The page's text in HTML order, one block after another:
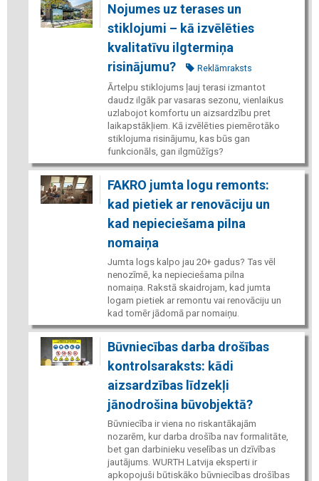
Nojumes uz terases un
stiklojumi – kā izvēlēties
kvalitatīvu ilgtermiņa
risinājumu?
Reklāmraksts
Ārtelpu stiklojums ļauj terasi izmantot
daudz ilgāk par vasaras sezonu, vienlaikus
uzlabojot komfortu un aizsardzību pret
laikapstākļiem. Kā izvēlēties piemērotāko
stiklojuma risinājumu, kas būs gan
funkcionāls, gan ilgmūžīgs?
FAKRO jumta logu remonts:
kad pietiek ar renovāciju un
kad nepieciešama pilna
nomaiņa
Jumta logs kalpo jau 20+ gadus? Tas vēl
nenozīmē, ka nepieciešama pilna
nomaiņa. Rakstā skaidrojam, kad jumta
logam pietiek ar remontu vai renovāciju un
kad tomēr jādomā par nomaiņu.
Būvniecības darba drošības
kontrolsaraksts: kādi
aizsardzības līdzekļi
jānodrošina būvobjektā?
Būvniecība ir viena no riskantākajām
nozarēm, kur darba drošība nav formalitāte,
bet gan darbinieku veselības un dzīvības
jautājums. WURTH Latvija eksperti ir
apkopojuši būtiskāko būvniecības drošības